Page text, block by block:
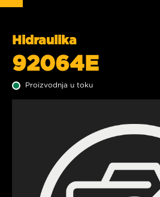
Hidraulika
92064E
Proizvodnja u toku